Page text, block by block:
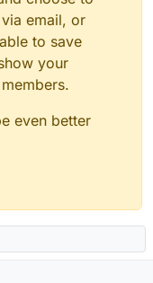
email, or
to save
your
even better